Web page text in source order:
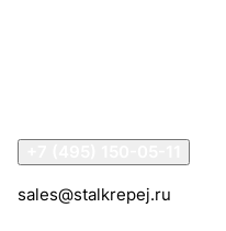
sales@stalkrepej.ru